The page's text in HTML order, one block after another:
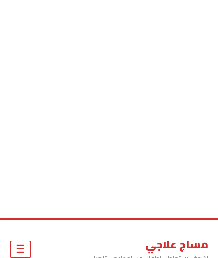
مساج علاجي